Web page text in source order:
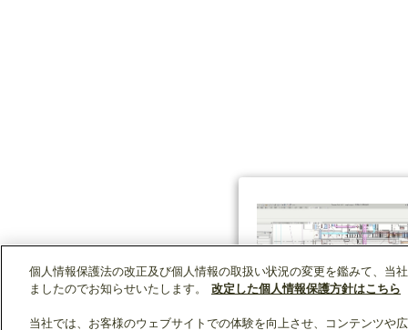
個人情報保護法の改正及び個人情報の取扱い状況の変更を鑑みて、当
ましたのでお知らせいたします。
改定した個人情報保護方針はこちら
当社では、お客様のウェブサイトでの体験を向上させ、コンテンツや